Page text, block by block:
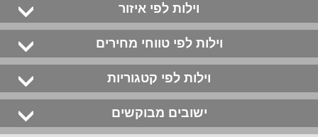
וילות לפי איזור
וילות לפי טווחי מחירים
וילות לפי קטגוריות
ישובים מבוקשים